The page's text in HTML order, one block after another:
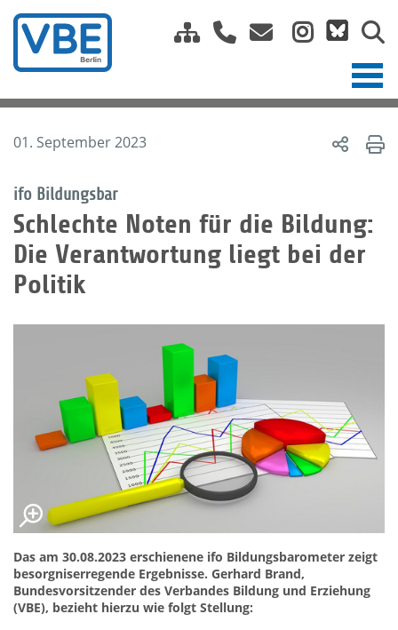
01. September 2023
ifo Bildungsbar
Schlechte Noten für die Bildung:
Die Verantwortung liegt bei der
Politik
Das am 30.08.2023 erschienene ifo Bildungsbarometer zeigt
besorgniserregende Ergebnisse. Gerhard Brand,
Bundesvorsitzender des Verbandes Bildung und Erziehung
(VBE), bezieht hierzu wie folgt Stellung: